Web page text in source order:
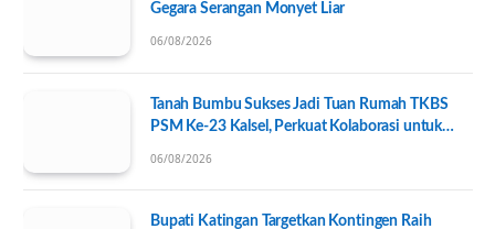
Gegara Serangan Monyet Liar
06/08/2026
Tanah Bumbu Sukses Jadi Tuan Rumah TKBS
PSM Ke-23 Kalsel, Perkuat Kolaborasi untuk
06/08/2026
Bupati Katingan Targetkan Kontingen Raih